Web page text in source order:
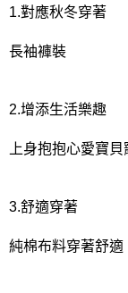
1.對應秋冬穿著
長袖褲裝
2.增添生活樂趣
上身抱抱心愛寶
3.舒適穿著
純棉布料穿著舒適